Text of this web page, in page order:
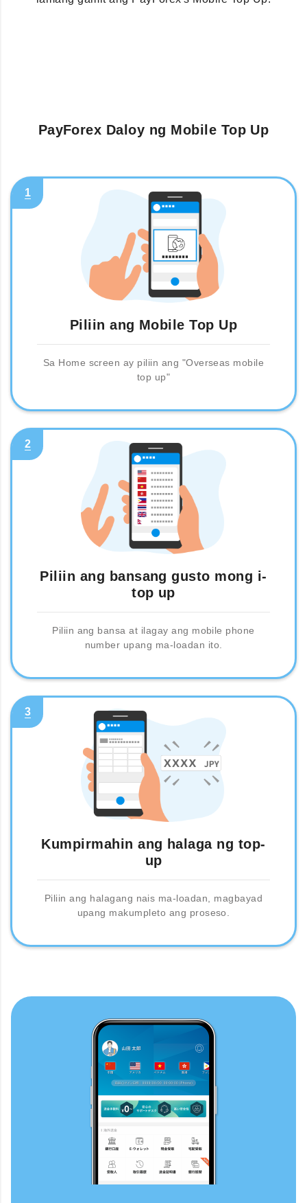
PayForex Daloy ng Mobile Top Up
1
Piliin ang Mobile Top Up
Sa Home screen ay piliin ang "Overseas mobile
top up"
2
Piliin ang bansang gusto mong i-
top up
Piliin ang bansa at ilagay ang mobile phone
number upang ma-loadan ito.
3
Kumpirmahin ang halaga ng top-
up
Piliin ang halagang nais ma-loadan, magbayad
upang makumpleto ang proseso.